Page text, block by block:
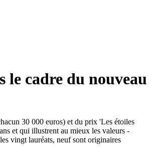
le cadre du nouveau
30 000 euros) et du prix 'Les étoiles
et qui illustrent au mieux les valeurs -
vingt lauréats, neuf sont originaires